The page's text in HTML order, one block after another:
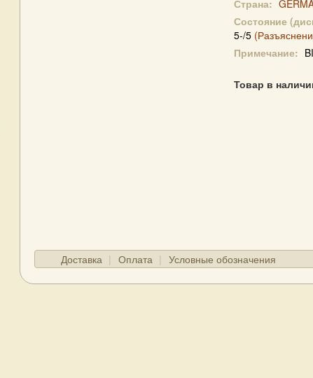
Страна:
Состояние
5-/5
Примечание:
Товар в
Доставка Оплата Условные обозначения